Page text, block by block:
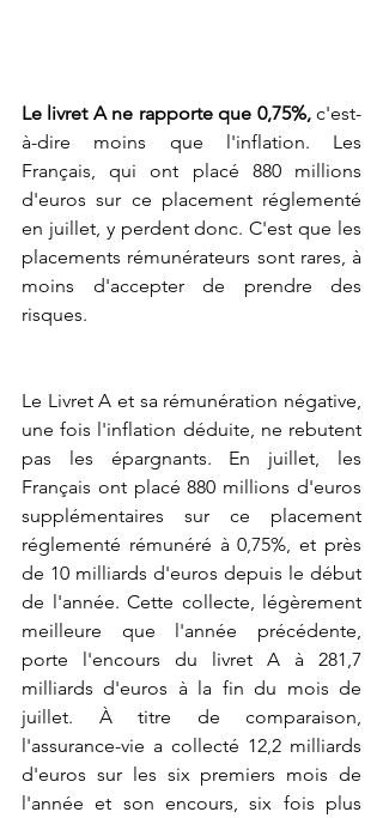
Le livret A ne rapporte que 0,75%, c'est-
à-dire moins que l'inflation. Les
Français, qui ont placé 880 millions
d'euros sur ce placement réglementé
en juillet, y perdent donc. C'est que les
placements rémunérateurs sont rares, à
moins d'accepter de prendre des
risques.
Le Livret A et sa rémunération négative,
une fois l'inflation déduite, ne rebutent
pas les épargnants. En juillet, les
Français ont placé 880 millions d'euros
supplémentaires sur ce placement
réglementé rémunéré à 0,75%, et près
de 10 milliards d'euros depuis le début
de l'année. Cette collecte, légèrement
meilleure que l'année précédente,
porte l'encours du livret A à 281,7
milliards d'euros à la fin du mois de
juillet. À titre de comparaison,
l'assurance-vie a collecté 12,2 milliards
d'euros sur les six premiers mois de
l'année et son encours, six fois plus